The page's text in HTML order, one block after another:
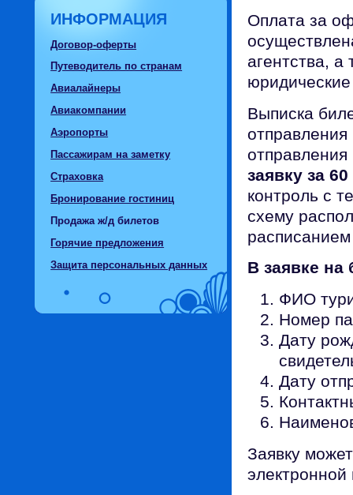
ИНФОРМАЦИЯ
Договор-оферты
Путеводитель по странам
Авиалайнеры
Авиакомпании
Аэропорты
Пассажирам на заметку
Страховка
Бронирование гостиниц
Продажа ж/д билетов
Горячие предложения
Защита персональных данных
Оплата за
агентства, а
Выписка
отправления
заявку за
контроль с
схему
В заявке на
ФИО
Номер
Дату
Дату
Заявку